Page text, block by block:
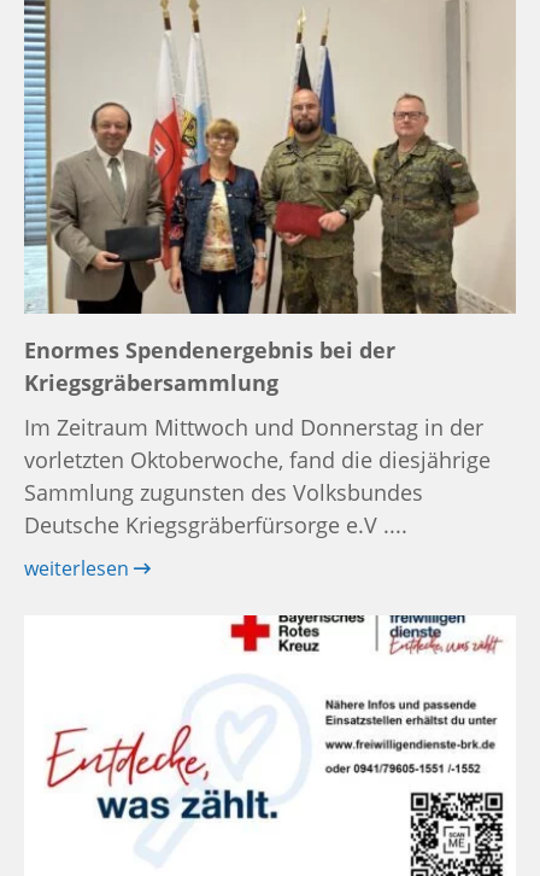
Enormes Spendenergebnis bei der
Kriegsgräbersammlung
Im Zeitraum Mittwoch und Donnerstag in der
vorletzten Oktoberwoche, fand die diesjährige
Sammlung zugunsten des Volksbundes
Deutsche Kriegsgräberfürsorge e.V ....
weiterlesen